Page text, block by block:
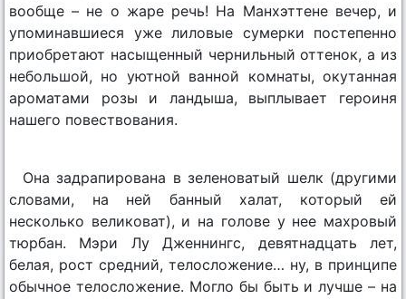
вообще – не о жаре речь! На Манхэттене вечер, и
упоминавшиеся уже лиловые сумерки постепенно
приобретают насыщенный чернильный оттенок, а из
небольшой, но уютной ванной комнаты, окутанная
ароматами розы и ландыша, выплывает героиня
нашего повествования.
Она задрапирована в зеленоватый шелк (другими
словами, на ней банный халат, который ей
несколько великоват), и на голове у нее махровый
тюрбан. Мэри Лу Дженнингс, девятнадцать лет,
белая, рост средний, телосложение… ну, в принципе
обычное телосложение. Могло бы быть и лучше – на